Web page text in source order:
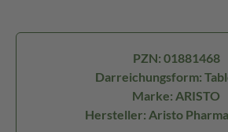
PZN: 01881468
Darreichungsform:
Marke: ARISTO
Hersteller: Aristo